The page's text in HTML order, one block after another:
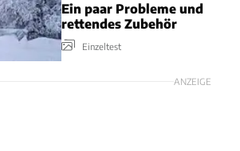
Ein paar Probleme und
rettendes Zubehör
Einzeltest
ANZEIGE